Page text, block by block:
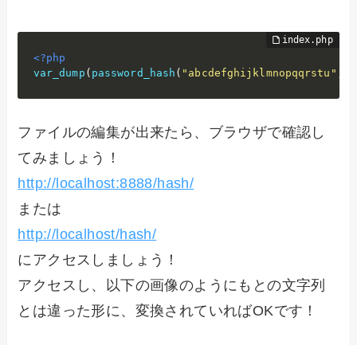
<?php
var_dump ( password_hash ( "abcdefghijklmnopqqrstu"
ファイルの編集が出来たら、ブラウザで確認し
てみましょう！
http://localhost:8888/hash/
または
http://localhost/hash/
にアクセスしましょう！
アクセスし、以下の画像のようにもとの文字列
とは違った形に、変換されていればOKです！